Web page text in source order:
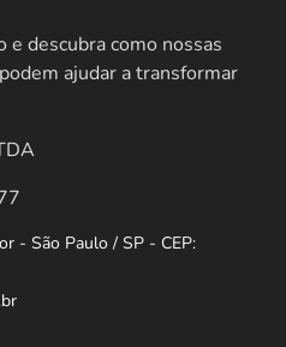
e descubra como nossas
ajudar a transformar
- São Paulo / SP - CEP: